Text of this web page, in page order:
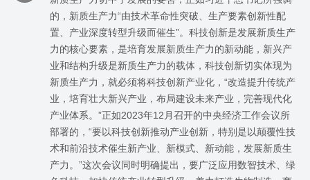
的，新质生产力“由技术革命性突破、生产要素创新性配
置、产业深度转型升级而催生”。科技创新是发展新质生产
力的核心要素，是培育发展新质生产力的新动能，新兴产
业和结构升级是新质生产力的载体，科技创新切实体现为
新质生产力，就必须将科技创新产业化，“改造提升传统产
业，培育壮大新兴产业，布局建设未来产业，完善现代化
产业体系。”正如2023年12月召开的中央经济工作会议所
部署的，“要以科技创新推动产业创新，特别是以颠覆性技
术和前沿技术催生新产业、新模式、新动能，发展新质生
产力。”这次会议同时明确提出，要广泛应用数智技术、绿